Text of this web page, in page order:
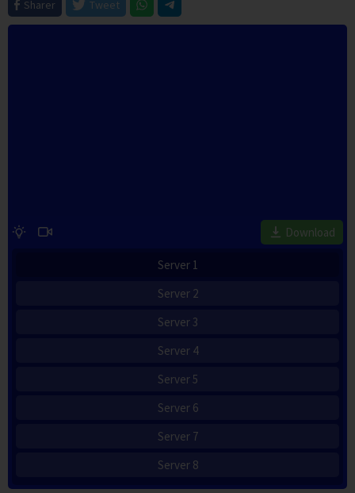
Sharer
Tweet
Download
Server 1
Server 2
Server 3
Server 4
Server 5
Server 6
Server 7
Server 8